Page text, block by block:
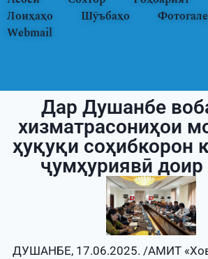
Лоиҳаҳо
Шӯъбаҳо
Webmail
Дар Душанбе
хизматрасониҳои
ҳуқуқи соҳибкорон
ҷумҳуриявӣ доир
ДУШАНБЕ, 17.06.2025. /АМИТ